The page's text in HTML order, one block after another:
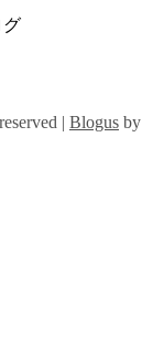
グ
| Blogus by